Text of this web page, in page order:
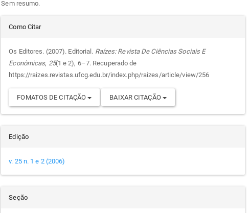
principal
Sem resumo.
Detalhes
do
artigo
Como Citar
Os Editores. (2007). Editorial. Raízes: Revista De Ciências Sociais E
Econômicas, 25(1 e 2), 6–7. Recuperado de
https://raizes.revistas.ufcg.edu.br/index.php/raizes/article/view/256
FOMATOS DE CITAÇÃO BAIXAR CITAÇÃO
Edição
v. 25 n. 1 e 2 (2006)
Seção